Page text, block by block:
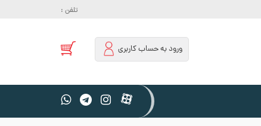
تلفن :
ورود به حساب کاربری